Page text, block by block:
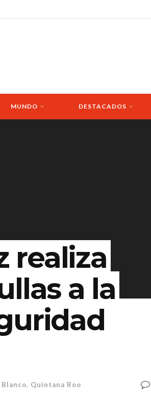
MUNDO DESTACADOS
realiza
a la
Blanco, Quintana Roo